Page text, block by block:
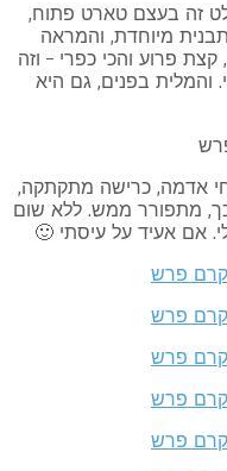
זה בעצם טארט פתוח,
מיוחדת, והמראה
פרוע והכי כפרי – וזה
בפנים, גם היא
אדמה, כרישה מתקתקה,
מתפורר ממש. ללא שום
אעיד על עיסתי 🙂